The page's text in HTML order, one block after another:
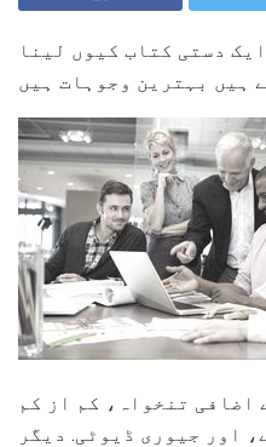
دستی کتاب کیوں لینا
ہیں بہترین وجوہات ہیں
اضافی تنخواہ، کم از کم
اور جیوری ڈیوٹی. دیگر